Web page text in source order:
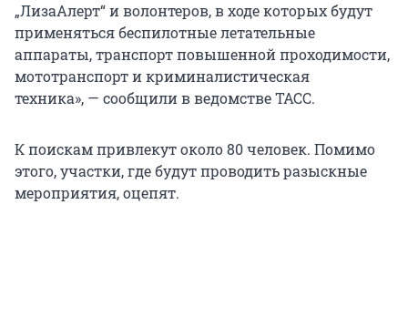
„ЛизаАлерт“ и волонтеров, в ходе которых будут
применяться беспилотные летательные
аппараты, транспорт повышенной проходимости,
мототранспорт и криминалистическая
техника», — сообщили в ведомстве ТАСС.
К поискам привлекут около 80 человек. Помимо
этого, участки, где будут проводить разыскные
мероприятия, оцепят.